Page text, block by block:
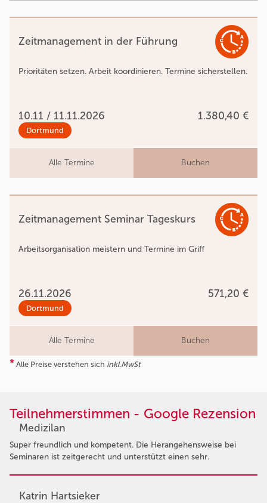
Zeitmanagement in der Führung
Prioritäten setzen. Arbeit koordinieren. Termine sicherstellen.
10.11 / 11.11.2026 1.380,40 €
Dortmund
Alle Termine Buchen
Zeitmanagement Seminar Tageskurs
Arbeitsorganisation meistern und Termine im Griff
26.11.2026 571,20 €
Dortmund
Alle Termine Buchen
* Alle Preise verstehen sich inkl.MwSt
Teilnehmerstimmen - Google Rezension
Medizilan
Super freundlich und kompetent. Die Herangehensweise bei
Seminaren ist zeitgerecht und unterstützt einen sehr.
Katrin Hartsieker